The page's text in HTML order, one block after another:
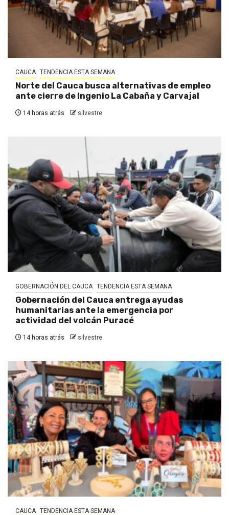
CAUCA TENDENCIA ESTA SEMANA
Norte del Cauca busca alternativas de empleo
ante cierre de Ingenio La Cabaña y Carvajal
14 horas atrás silvestre
GOBERNACIÓN DEL CAUCA TENDENCIA ESTA SEMANA
Gobernación del Cauca entrega ayudas
humanitarias ante la emergencia por
actividad del volcán Puracé
14 horas atrás silvestre
CAUCA TENDENCIA ESTA SEMANA